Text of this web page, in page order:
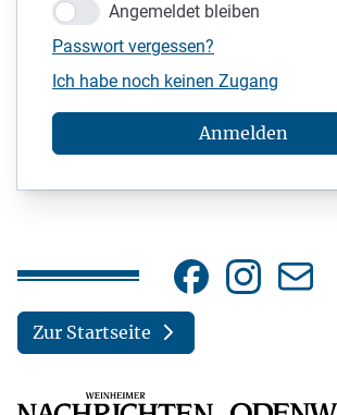
Angemeldet bleiben
Passwort vergessen?
Ich habe noch keinen Zugang
Anmelden
Zur Startseite